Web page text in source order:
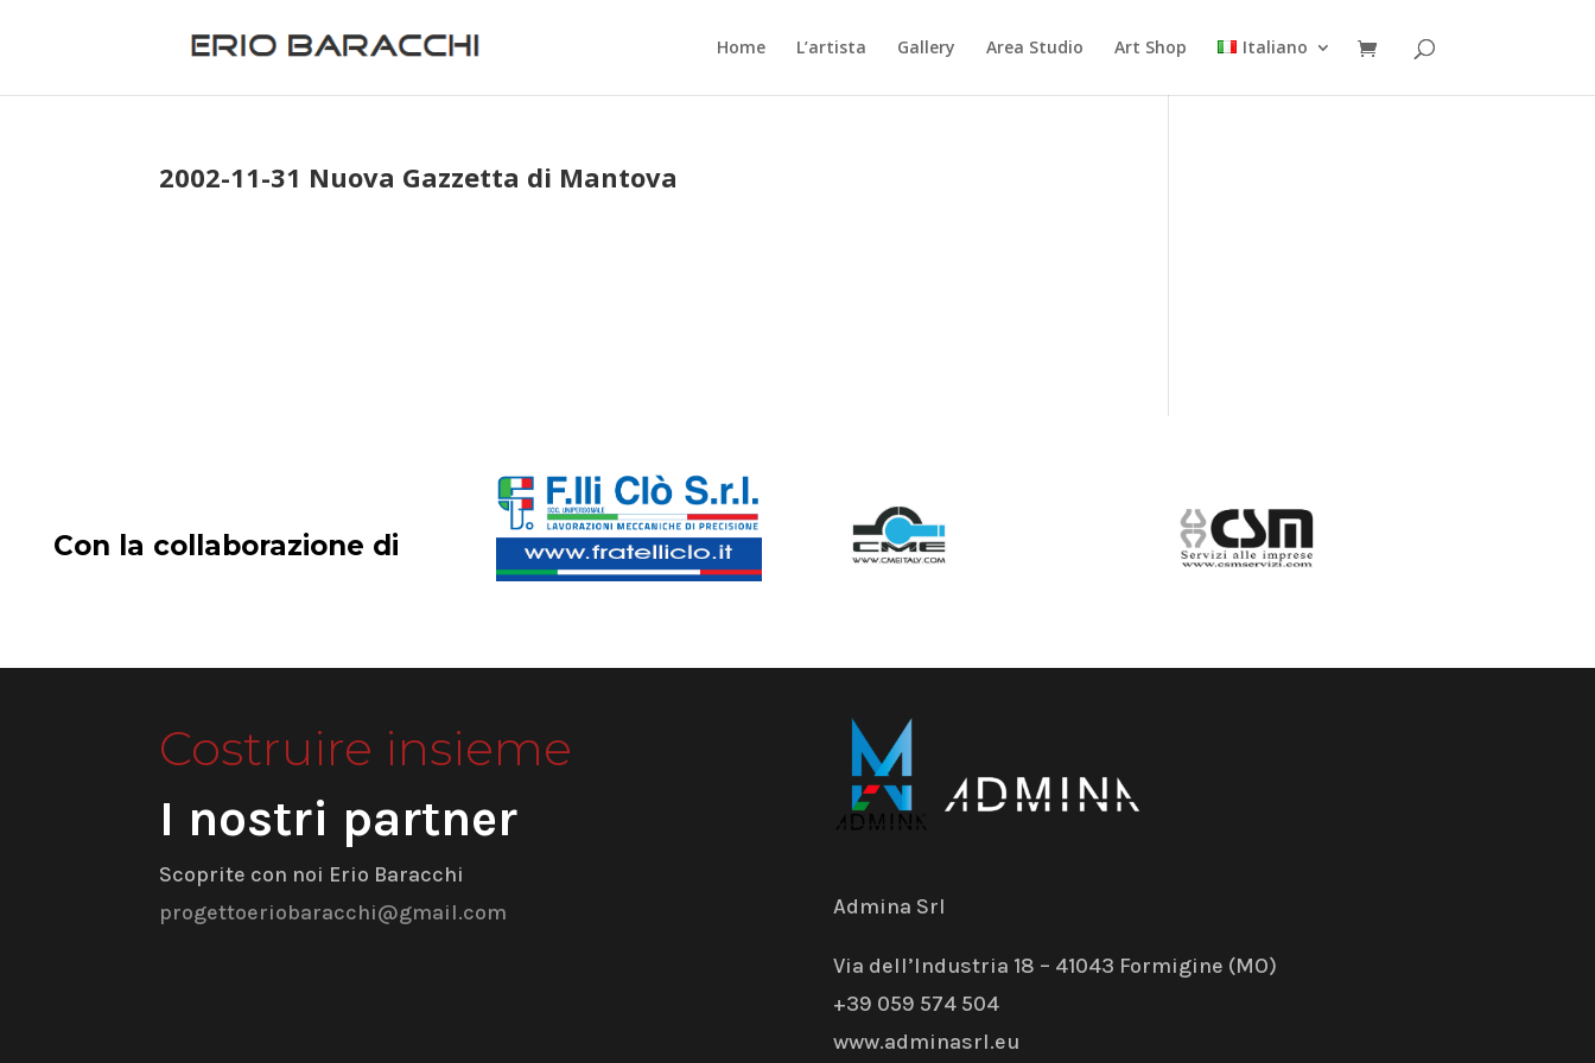
Home L’artista Gallery Area Studio Art Shop Italiano
2002-11-31 Nuova Gazzetta di Mantova
Con la collaborazione di
Costruire insieme
I nostri partner
Scoprite con noi Erio Baracchi
progettoeriobaracchi@gmail.com
Admina Srl
Via dell’Industria 18 – 41043 Formigine (MO)
+39 059 574 504
www.adminasrl.eu